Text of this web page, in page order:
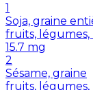
1
Soja, graine
fruits,
15.7 mg
2
Sésame, graine
fruits,